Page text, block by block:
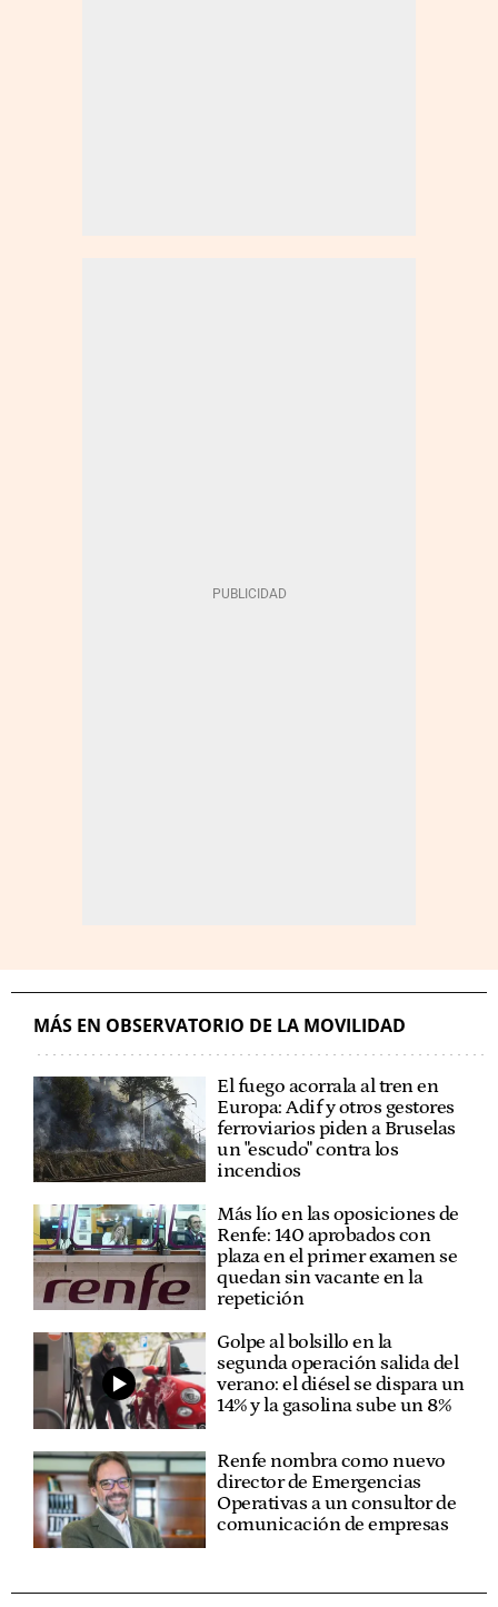
MÁS EN OBSERVATORIO DE LA MOVILIDAD
El fuego acorrala al tren en
Europa: Adif y otros gestores
ferroviarios piden a Bruselas
un "escudo" contra los
incendios
Más lío en las oposiciones de
Renfe: 140 aprobados con
plaza en el primer examen se
quedan sin vacante en la
repetición
Golpe al bolsillo en la
segunda operación salida del
verano: el diésel se dispara un
14% y la gasolina sube un 8%
Renfe nombra como nuevo
director de Emergencias
Operativas a un consultor de
comunicación de empresas